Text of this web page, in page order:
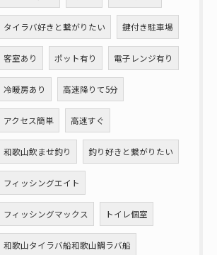
タイラバ好きと繋がりたい 鍵付き駐車場
客室あり ポット有り 電子レンジ有り
冷暖房あり 高速降りて5分
アクセス簡単 高速すぐ
和歌山飲ませ釣り 釣り好きと繋がりたい
フィッシングエイト
フィッシングマックス トイレ個室
和歌山タイラバ船和歌山鯛ラバ船